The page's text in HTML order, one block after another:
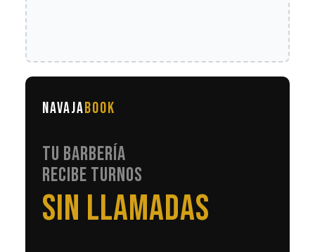
NAVAJABOOK
TU BARBERÍA
RECIBE TURNOS
EN AUTOMÁTICO